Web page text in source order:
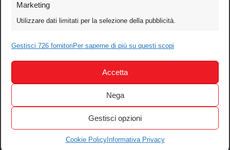
Marketing
Utilizzare dati limitati per la selezione della pubblicità.
Gestisci 726 fornitori Per saperne di più su questi scopi
Accetta
Nega
Gestisci opzioni
Cookie PolicyInformativa Privacy
Games
Test
Audio
Festival & Concorsi